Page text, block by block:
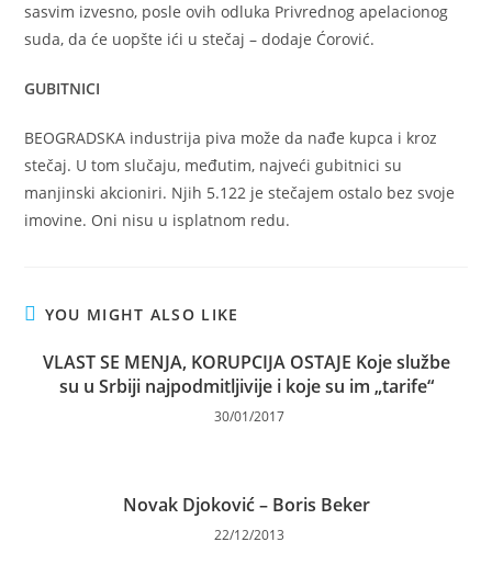
sasvim izvesno, posle ovih odluka Privrednog apelacionog
suda, da će uopšte ići u stečaj – dodaje Ćorović.
GUBITNICI
BEOGRADSKA industrija piva može da nađe kupca i kroz
stečaj. U tom slučaju, međutim, najveći gubitnici su
manjinski akcioniri. Njih 5.122 je stečajem ostalo bez svoje
imovine. Oni nisu u isplatnom redu.
YOU MIGHT ALSO LIKE
VLAST SE MENJA, KORUPCIJA OSTAJE Koje službe
su u Srbiji najpodmitljivije i koje su im „tarife“
30/01/2017
Novak Djoković – Boris Beker
22/12/2013